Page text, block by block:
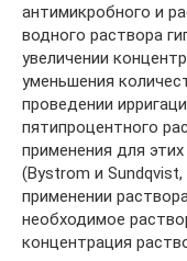
антимикробного и
водного раствора
увеличении
уменьшения
проведении
пятипроцентного
применения для
(Bystrom и Sundqvist,
применении
необходимое
концентрация